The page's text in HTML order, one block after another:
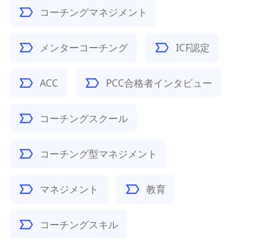
コーチングマネジメント
メンターコーチング ICF認定
ACC PCC合格者インタビュー
コーチングスクール
コーチング型マネジメント
マネジメント 教育
コーチングスキル